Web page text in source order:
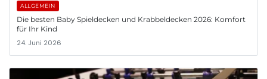
ALLGEMEIN
Die besten Baby Spieldecken und Krabbeldecken 2026: Komfort
für Ihr Kind
24. Juni 2026